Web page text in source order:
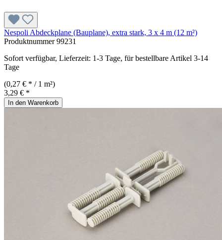
Nespoli Abdeckplane (Bauplane), extra stark, 3 x 4 m (12 m²)
Produktnummer99231
Sofort verfügbar, Lieferzeit: 1-3 Tage, für bestellbare Artikel 3-14
Tage
(0,27 € * / 1 m²)
3,29 € *
In den Warenkorb